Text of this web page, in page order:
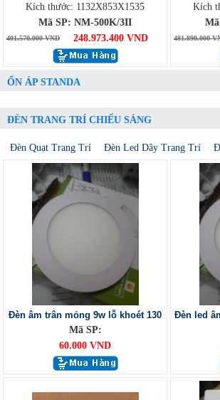
Kích thước: 1132X853X1535
Mã SP: NM-500K/3II
401.570.000 VND 248.973.400 VND
Kích
481.890.000
ỔN ÁP STANDA
ĐÈN TRANG TRÍ CHIẾU SÁNG
Đèn Quạt Trang Trí Đèn Led Dây Trang Trí
Đèn âm trân mỏng 9w lỗ khoét 130
Mã SP:
60.000 VND
Đèn led